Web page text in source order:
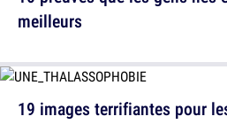
19 images terrifiantes pour
meilleurs